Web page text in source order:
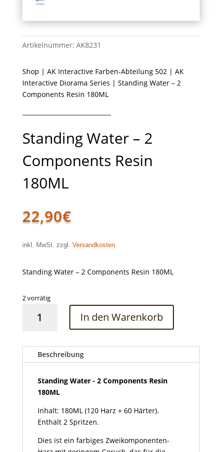
Artikelnummer: AK8231
Shop | AK Interactive Farben-Abteilung 502| AK
Interactive Diorama Series | Standing Water – 2
Components Resin 180ML
Standing Water – 2
Components Resin
180ML
22,90€
inkl. MwSt. zzgl. Versandkosten
Standing Water – 2 Components Resin 180ML
2 vorrätig
Water
Components
Resin
180ML
Menge
In den Warenkorb
Beschreibung
Standing Water - 2 Components Resin
180ML
Inhalt: 180ML (120 Harz + 60 Härter).
Enthält 2 Spritzen.
Dies ist ein farbiges Zweikomponenten-